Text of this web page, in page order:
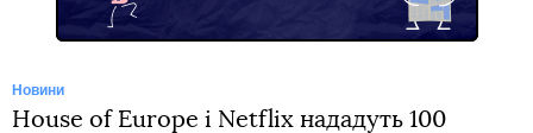
Новини
House of Europe і Netflix нададуть 100